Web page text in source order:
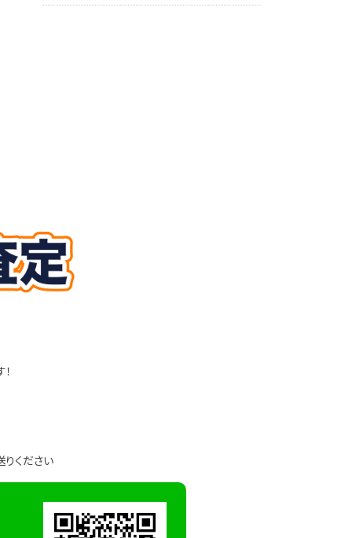
ください